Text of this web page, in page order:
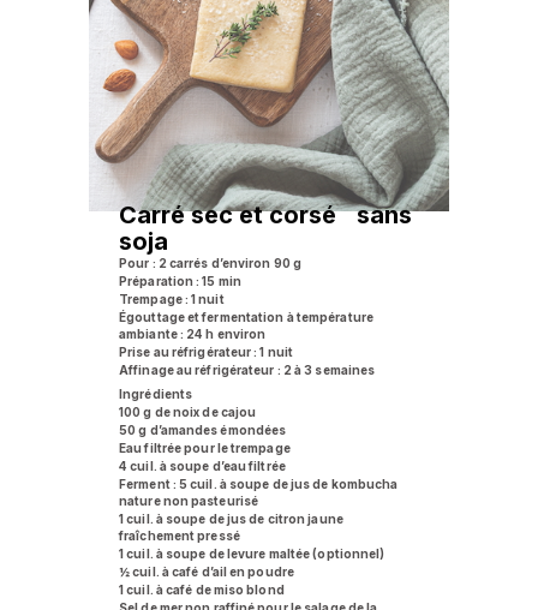
Carré sec et corsé sans
soja
Pour : 2 carrés d’environ 90 g
Préparation : 15 min
Trempage : 1 nuit
Égouttage et fermentation à température
ambiante : 24 h environ
Prise au réfrigérateur : 1 nuit
Affinage au réfrigérateur : 2 à 3 semaines
Ingrédients
100 g de noix de cajou
50 g d’amandes émondées
Eau filtrée pour le trempage
4 cuil. à soupe d’eau filtrée
Ferment : 5 cuil. à soupe de jus de kombucha
nature non pasteurisé
1 cuil. à soupe de jus de citron jaune
fraîchement pressé
1 cuil. à soupe de levure maltée (optionnel)
½ cuil. à café d’ail en poudre
1 cuil. à café de miso blond